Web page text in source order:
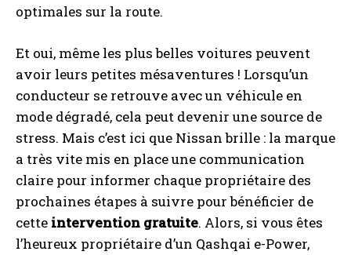
optimales sur la route.
Et oui, même les plus belles voitures peuvent
avoir leurs petites mésaventures ! Lorsqu’un
conducteur se retrouve avec un véhicule en
mode dégradé, cela peut devenir une source de
stress. Mais c’est ici que Nissan brille : la marque
a très vite mis en place une communication
claire pour informer chaque propriétaire des
prochaines étapes à suivre pour bénéficier de
cette intervention gratuite. Alors, si vous êtes
l’heureux propriétaire d’un Qashqai e-Power,